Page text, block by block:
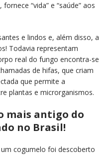
“vida” e “saúde” aos
e lindos e, além disso, a
Todavia representam
real do fungo encontra-se
de hifas, que criam
que permite a
plantas e microrganismos.
mais antigo do
no Brasil!
cogumelo foi descoberto